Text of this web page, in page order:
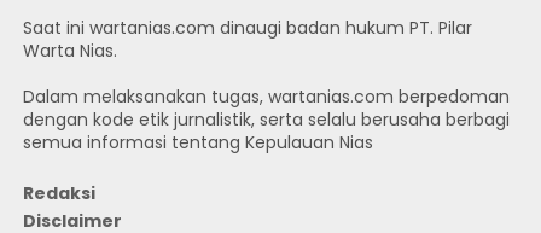
Saat ini wartanias.com dinaugi badan hukum PT. Pilar
Warta Nias.
Dalam melaksanakan tugas, wartanias.com berpedoman
dengan kode etik jurnalistik, serta selalu berusaha berbagi
semua informasi tentang Kepulauan Nias
Redaksi
Disclaimer